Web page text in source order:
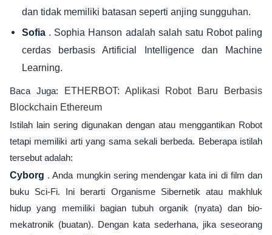
dan tidak memiliki batasan seperti anjing sungguhan.
Sofia . Sophia Hanson adalah salah satu Robot paling
cerdas berbasis Artificial Intelligence dan Machine
Learning.
Baca Juga:
ETHERBOT: Aplikasi Robot Baru Berbasis
Blockchain Ethereum
Istilah lain sering digunakan dengan atau menggantikan Robot
tetapi memiliki arti yang sama sekali berbeda. Beberapa istilah
tersebut adalah:
Cyborg . Anda mungkin sering mendengar kata ini di film dan
buku Sci-Fi. Ini berarti Organisme Sibernetik atau makhluk
hidup yang memiliki bagian tubuh organik (nyata) dan bio-
mekatronik (buatan). Dengan kata sederhana, jika seseorang